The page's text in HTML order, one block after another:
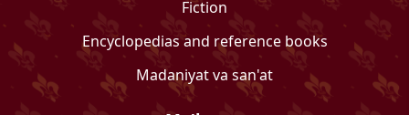
Fiction
Encyclopedias and reference books
Madaniyat va san'at